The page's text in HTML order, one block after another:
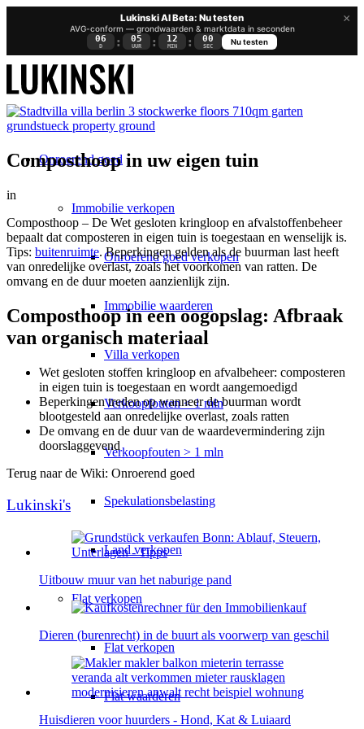
×
Lukinski AI Beta: Nu testen
AVG-conform — grondwaarden & marktdata in seconden
06
D : 05
UUR : 12
MIN : 00
SEC
Nu testen
Onroerend goed
Immobilie verkopen
Onroerend goed verkopen
Immobilie waarderen
Villa verkopen
Verkoopfouten < 1 mln
Verkoopfouten > 1 mln
Spekulationsbelasting
Land verkopen
Flat verkopen
Flat verkopen
Flat waarderen
Composthoop in uw eigen tuin
in
Composthoop – De Wet gesloten kringloop en afvalstoffenbeheer
bepaalt dat composteren in eigen tuin is toegestaan en wenselijk is.
Tips: buitenruimte. Beperkingen gelden als de buurman last heeft
van onredelijke overlast, zoals het voorkomen van ratten. De
omvang en de duur moeten aanzienlijk zijn.
Composthoop in een oogopslag: Afbraak
van organisch materiaal
Wet gesloten stoffen kringloop en afvalbeheer: composteren
in eigen tuin is toegestaan en wordt aangemoedigd
Beperkingen treden op wanneer de buurman wordt
blootgesteld aan onredelijke overlast, zoals ratten
De omvang en de duur van de waardevermindering zijn
doorslaggevend
Terug naar de Wiki: Onroerend goed
Lukinski's
Uitbouw muur van het naburige pand
Dieren (burenrecht) in de buurt als voorwerp van geschil
Huisdieren voor huurders - Hond, Kat & Luiaard